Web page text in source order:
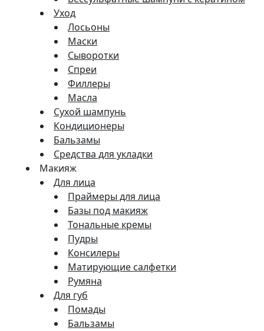
Уход
Лосьоны
Маски
Сыворотки
Спреи
Филлеры
Масла
Сухой шампунь
Кондиционеры
Бальзамы
Средства для укладки
Макияж
Для лица
Праймеры для лица
Базы под макияж
Тональные кремы
Пудры
Консилеры
Матирующие салфетки
Румяна
Для губ
Помады
Бальзамы